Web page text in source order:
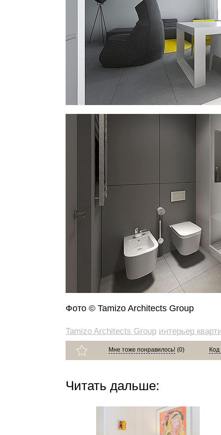
Фото © Tamizo Architects Group
Tamizo Architects Group интерьер
Мне тоже понравилось! (0) Код
Читать дальше: